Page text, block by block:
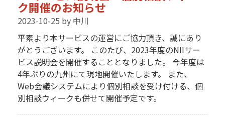
ク開催のお知らせ
2023-10-25 by 中川
平素より本サービスの運営にご協力頂き、誠にあり
がとうございます。 このたび、2023年度のNIIサー
ビス説明会を開催することとなりました。 今年度は
4年ぶりの九州にて現地開催いたします。 また、
Web会議システムにより個別相談を受け付ける、個
別相談ウィークも併せて開催予定です。